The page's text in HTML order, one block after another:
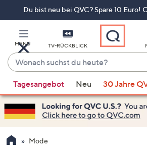
Du bist neu bei QVC? Spare 10 Euro!
MENÜ TV-RÜCKBLICK
Wonach
suchst
du
heute?
Vorschläge
verfügbar
sind,
verwenden
Sie
Tagesangebot Neu 30 Jahre
Mode